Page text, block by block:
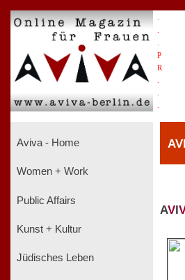
P
R
Aviva - Home
Women + Work
Public Affairs
Kunst + Kultur
Jüdisches Leben
AV V